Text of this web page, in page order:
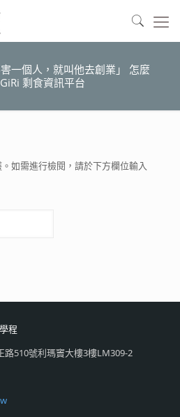
一個人，就叫他去創業」 怎麼
剩食資訊平台
如需進行檢閱，請於下方欄位輸入
程
路510號利瑪竇大樓3樓LM309-2